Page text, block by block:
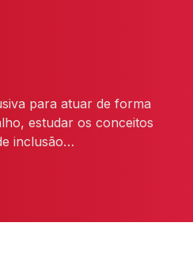
para atuar de forma
estudar os conceitos
inclusão…